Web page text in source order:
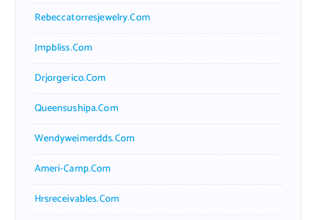
Rebeccatorresjewelry.com
Jmpbliss.com
Drjorgerico.com
Queensushipa.com
Wendyweimerdds.com
Ameri-Camp.com
Hrsreceivables.com